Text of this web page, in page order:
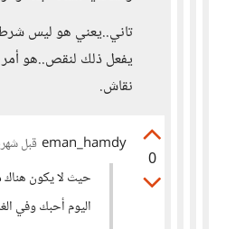
تاني..يعني هو ليس
يفعل ذلك لنقص..هو أمر
نقاش.
0
eman_hamdy قبل
حيث لا يكون هناك
اليوم أحبك وفي